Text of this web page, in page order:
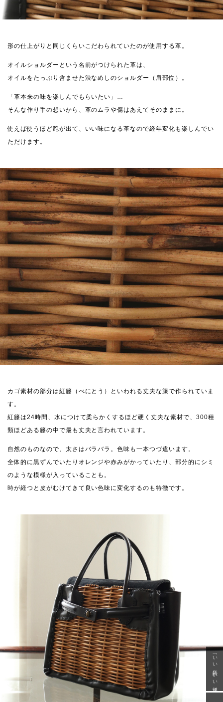
形の仕上がりと同じくらいこだわられていたのが使用する革。
オイルショルダーという名前がつけられた革は、
オイルをたっぷり含ませた渋なめしのショルダー（肩部位）。
「革本来の味を楽しんでもらいたい」…
そんな作り手の想いから、革のムラや傷はあえてそのままに。
使えば使うほど艶が出て、いい味になる革なので経年変化も楽しんでい
ただけます。
カゴ素材の部分は紅籐（べにとう）といわれる丈夫な籐で作られていま
す。
紅籐は24時間、水につけて柔らかくするほど硬く丈夫な素材で、300種
類ほどある籐の中で最も丈夫と言われています。
自然のものなので、太さはバラバラ。色味も一本つづ違います。
全体的に黒ずんでいたりオレンジや赤みがかっていたり、部分的にシミ
のような模様が入っていることも。
時が経つと皮がむけてきて良い色味に変化するのも特徴です。
「いい年齢 いい洋服」